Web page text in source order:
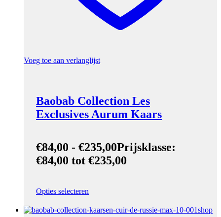
Voeg toe aan verlanglijst
Baobab Collection Les
Exclusives Aurum Kaars
€84,00 - €235,00Prijsklasse:
€84,00 tot €235,00
Opties selecteren